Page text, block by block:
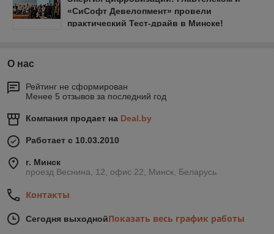
«СиСофт Девелопмент» провели
практический Тест-драйв в Минске!
О нас
Рейтинг не сформирован
Менее 5 отзывов за последний год
Компания продает на Deal.by
Работает с 10.03.2010
г. Минск
проезд Веснина, 12, офис 22, Минск, Беларусь
Контакты
Сегодня выходнойПоказать весь график работы